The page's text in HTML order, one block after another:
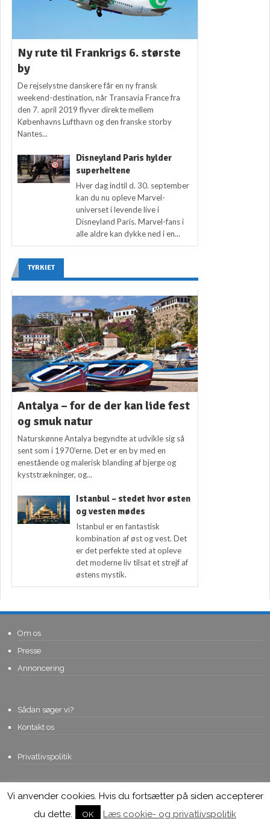
Ny rute til Frankrigs 6. største
by
De rejselystne danskere får en ny fransk
weekend-destination, når Transavia France fra
den 7. april 2019 flyver direkte mellem
Københavns Lufthavn og den franske storby
Nantes...
Disneyland Paris hylder
superheltene
Hver dag indtil d. 30. september
kan du nu opleve Marvel-
universet i levende live i
Disneyland Paris. Marvel-fans i
alle aldre kan dykke ned i en...
TYRKIET
Antalya – for de der kan lide fest
og smuk natur
Naturskønne Antalya begyndte at udvikle sig så
sent som i 1970’erne. Det er en by med en
enestående og malerisk blanding af bjerge og
kyststrækninger, og...
Istanbul – stedet hvor østen
og vesten mødes
Istanbul er en fantastisk
kombination af øst og vest. Det
er det perfekte sted at opleve
det moderne liv tilsat et strejf af
østens mystik.
Om os
Presse
Annoncering
Sådan søger vi?
Kontakt os
Privatlivspolitik
© Copyright 2015, Viviro.com ApS- Alle rettigheder forbeholdes. Vi
tager forbehold for fejlagtige priser.
Vi anvender cookies. Hvis du fortsætter på siden accepterer
du dette.
OK Læs cookie- og privatlivspolitik